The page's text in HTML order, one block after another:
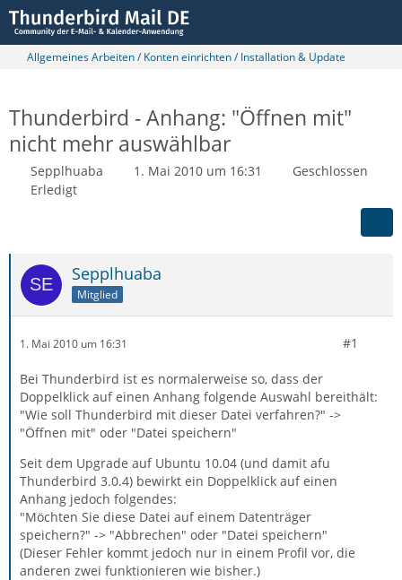
Allgemeines Arbeiten / Konten einrichten / Installation & Update
Thunderbird - Anhang: "Öffnen mit"
nicht mehr auswählbar
Sepplhuaba 1. Mai 2010 um 16:31
Geschlossen
Erledigt
Sepplhuaba
Mitglied
1. Mai 2010 um 16:31 #1
Bei Thunderbird ist es normalerweise so, dass der
Doppelklick auf einen Anhang folgende Auswahl bereithält:
"Wie soll Thunderbird mit dieser Datei verfahren?" ->
"Öffnen mit" oder "Datei speichern"
Seit dem Upgrade auf Ubuntu 10.04 (und damit afu
Thunderbird 3.0.4) bewirkt ein Doppelklick auf einen
Anhang jedoch folgendes:
"Möchten Sie diese Datei auf einem Datenträger
speichern?" -> "Abbrechen" oder "Datei speichern"
(Dieser Fehler kommt jedoch nur in einem Profil vor, die
anderen zwei funktionieren wie bisher.)